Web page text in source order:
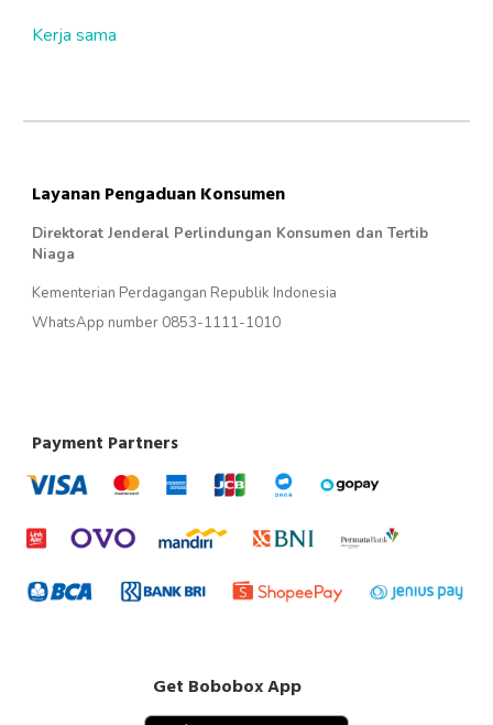
Kerja sama
Layanan Pengaduan Konsumen
Direktorat Jenderal Perlindungan Konsumen dan Tertib
Niaga
Kementerian Perdagangan Republik Indonesia
WhatsApp number 0853-1111-1010
Payment Partners
Get Bobobox App